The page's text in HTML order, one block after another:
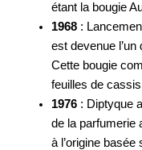
étant la bougie
1968:
est devenue
Cette bougie
feuilles de
1976: Diptyque
de la parfumerie
à l’origine